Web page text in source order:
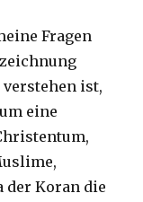
Fragen
ist,
eine
der Koran die